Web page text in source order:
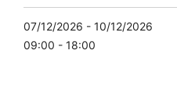
07/12/2026 - 10/12/2026
09:00 - 18:00